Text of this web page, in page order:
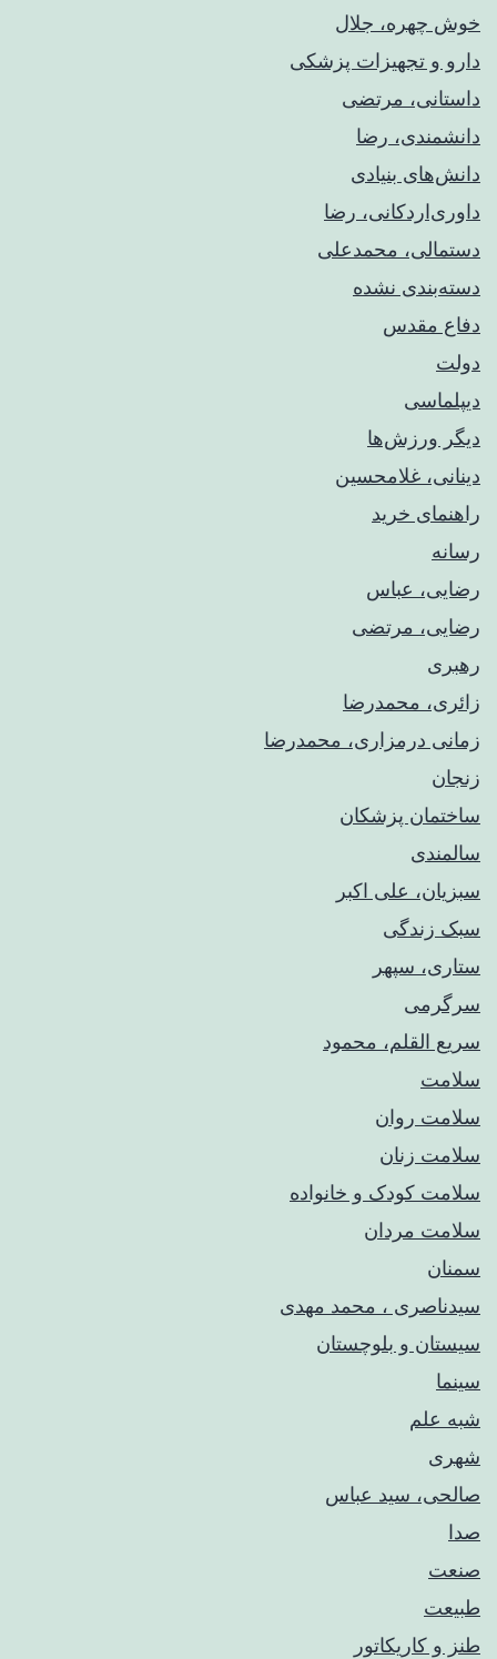
خوش چهره، جلال
دارو و تجهیزات پزشکی
داستانی، مرتضی
دانشمندی، رضا
دانش‌های بنیادی
داوری‌اردکانی، رضا
دستمالی، محمدعلی
دسته‌بندی نشده
دفاع مقدس
دولت
دیپلماسی
دیگر ورزش‌ها
دینانی، غلامحسین
راهنمای خريد
رسانه
رضایی، عباس
رضایی، مرتضی
رهبری
زائری، محمدرضا
زمانی درمزاری، محمدرضا
زنجان
ساختمان پزشکان
سالمندی
سبزیان، علی اکبر
سبک زندگی
ستاری، سپهر
سرگرمی
سریع القلم، محمود
سلامت
سلامت روان
سلامت زنان
سلامت کودک‌ و خانواده
سلامت مردان
سمنان
سیدناصری ، محمد مهدی
سیستان و بلوچستان
سینما
شبه علم
شهری
صالحی، سید عباس
صدا
صنعت
طبیعت
طنز و کاریکاتور